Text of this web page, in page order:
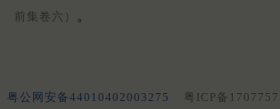
前集卷六） 。
粤公网安备44010402003275 粤ICP备